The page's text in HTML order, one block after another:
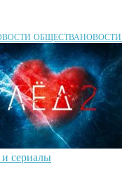
ОБЩЕСТВА
сериалы